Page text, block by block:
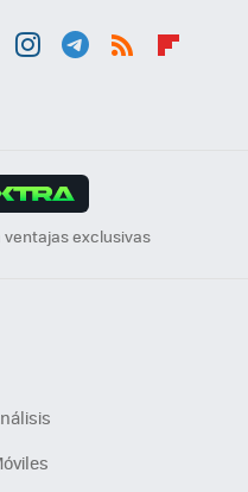
ventajas exclusivas